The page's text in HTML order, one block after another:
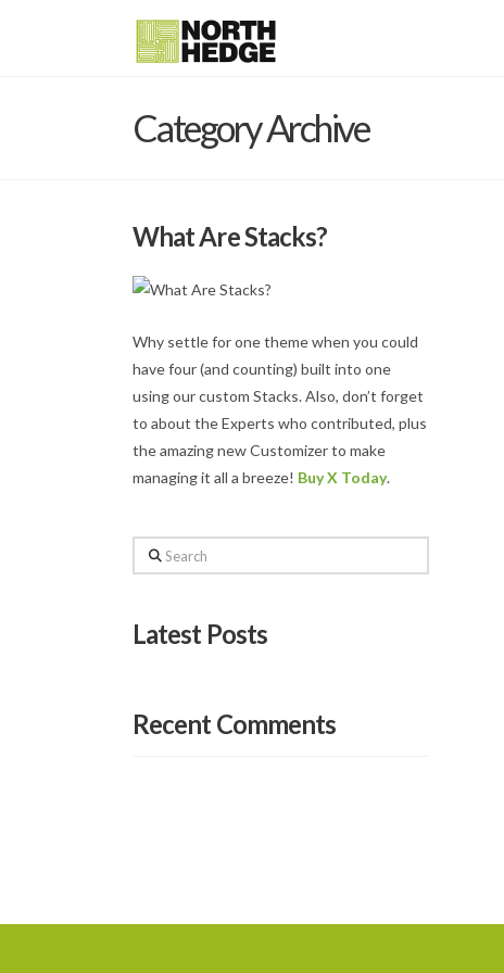
Category Archive
What Are Stacks?
Why settle for one theme when you could
have four (and counting) built into one
using our custom Stacks. Also, don’t forget
to about the Experts who contributed, plus
the amazing new Customizer to make
managing it all a breeze! Buy X Today.
Search
Latest Posts
Recent Comments